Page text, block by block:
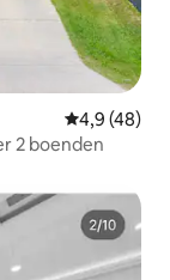
4,9 av 5 i
4,9 (48)
2 boenden